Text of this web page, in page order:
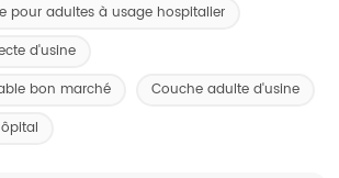
pour adultes à usage hospitalier
d'usine
bon marché
Couche adulte d'usine